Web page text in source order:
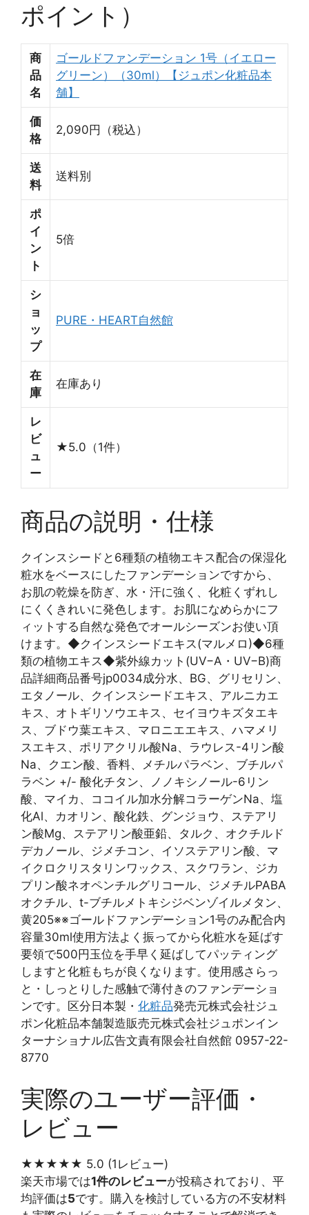
ポイント）
商
品
名
ゴールドファンデーション 1号（イエロー
グリーン）（30ml）【ジュポン化粧品本
舗】
価
格
2,090円（税込）
送
料
送料別
ポ
イ
ン
ト
5倍
シ
ョ
ッ
プ
PURE・HEART自然館
在
庫
在庫あり
レ
ビ
ュ
ー
★5.0（1件）
商品の説明・仕様
クインスシードと6種類の植物エキス配合の保湿化
粧水をベースにしたファンデーションですから、
お肌の乾燥を防ぎ、水・汗に強く、化粧くずれし
にくくきれいに発色します。お肌になめらかにフ
ィットする自然な発色でオールシーズンお使い頂
けます。◆クインスシードエキス(マルメロ)◆6種
類の植物エキス◆紫外線カット(UV−A・UV−B)商
品詳細商品番号jp0034成分水、BG、グリセリン、
エタノール、クインスシードエキス、アルニカエ
キス、オトギリソウエキス、セイヨウキズタエキ
ス、ブドウ葉エキス、マロニエエキス、ハマメリ
スエキス、ポリアクリル酸Na、ラウレス-4リン酸
Na、クエン酸、香料、メチルパラベン、ブチルパ
ラベン +/- 酸化チタン、ノノキシノール-6リン
酸、マイカ、ココイル加水分解コラーゲンNa、塩
化Al、カオリン、酸化鉄、グンジョウ、ステアリ
ン酸Mg、ステアリン酸亜鉛、タルク、オクチルド
デカノール、ジメチコン、イソステアリン酸、マ
イクロクリスタリンワックス、スクワラン、ジカ
プリン酸ネオペンチルグリコール、ジメチルPABA
オクチル、t-ブチルメトキシジベンゾイルメタン、
黄205※※ゴールドファンデーション1号のみ配合内
容量30ml使用方法よく振ってから化粧水を延ばす
要領で500円玉位を手早く延ばしてパッティング
しますと化粧もちが良くなります。使用感さらっ
と・しっとりした感触で薄付きのファンデーショ
ンです。区分日本製・ 化粧品発売元株式会社ジュ
ポン化粧品本舗製造販売元株式会社ジュポンイン
ターナショナル広告文責有限会社自然館 0957-22-
8770
実際のユーザー評価・
レビュー
★★★★★ 5.0 (1レビュー)
楽天市場では1件のレビューが投稿されており、平
均評価は5です。購入を検討している方の不安材料